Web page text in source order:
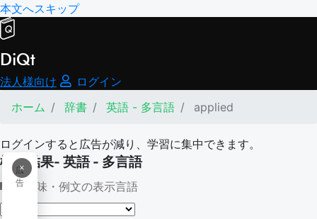
本文へスキップ
DiQt
法人様向け
ログイン
ホーム
辞書 英語 - 多言語 applied
ログインすると広告が減り、学習に集中できます。
×
広
告
検索結果- 英語 - 多言語
意味・例文の表示言語